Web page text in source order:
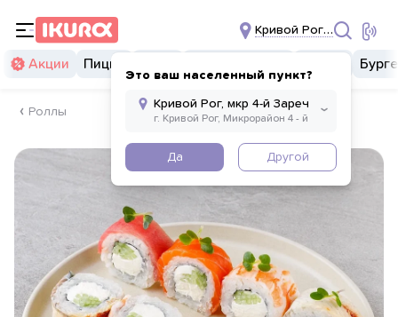
Кривой Рог, мкр 4-й
Это ваш населенный пункт?
Да Другой
Акции Пицца
Роллы